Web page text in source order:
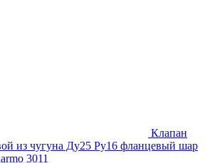
Клапан
из чугуна Ду25 Ру16 фланцевый шар
3011